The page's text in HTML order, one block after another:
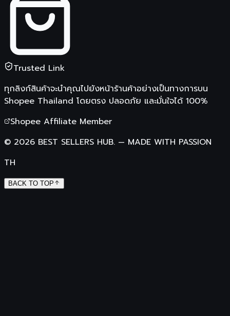
Trusted Link
ทุกลิงก์สินค้าจะนำคุณไปยังหน้าร้านค้าอย่างเป็นทางการบน
Shopee Thailand โดยตรง ปลอดภัย และมั่นใจได้ 100%
Shopee Affiliate Member
© 2026 BEST SELLERS HUB. — MADE WITH PASSION
TH
BACK TO TOP